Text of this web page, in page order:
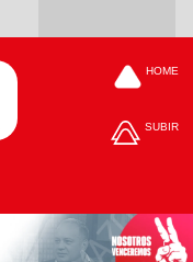
HOME
SUBIR